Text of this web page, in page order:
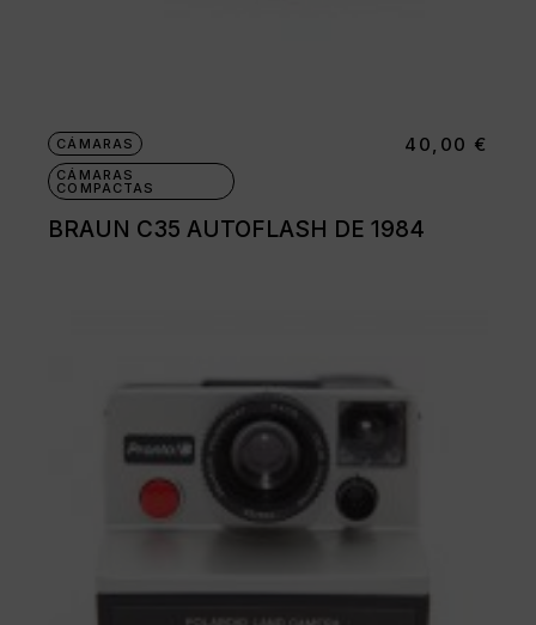
CÁMARAS
CÁMARAS
COMPACTAS
BRAUN C35 AUTOFLASH DE 1984
40,00 €